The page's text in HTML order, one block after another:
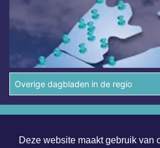
Deze website maakt gebruik van
Overige dagbladen in de regio
Disclaimer